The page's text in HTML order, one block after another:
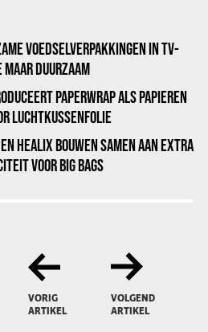
VOEDSELVERPAKKINGEN IN TV-
MAAR DUURZAAM
PAPERWRAP ALS PAPIEREN
LUCHTKUSSENFOLIE
HEALIX BOUWEN SAMEN AAN EXTRA
VOOR BIG BAGS
VORIG
ARTIKEL
VOLGEND
ARTIKEL